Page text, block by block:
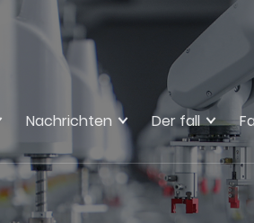
Nachrichten Der fall